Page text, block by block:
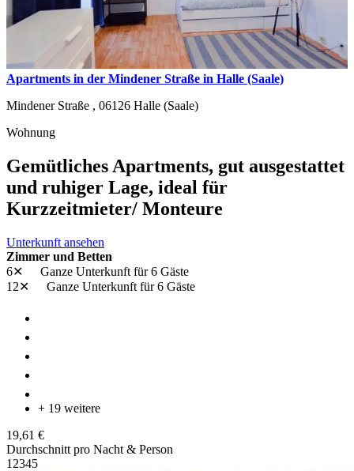
Apartments in der Mindener Straße in Halle (Saale)
Mindener Straße , 06126 Halle (Saale)
Wohnung
Gemütliches Apartments, gut ausgestattet
und ruhiger Lage, ideal für
Kurzzeitmieter/ Monteure
Unterkunft ansehen
Zimmer und Betten
6✕
Ganze Unterkunft für 6 Gäste
12✕
Ganze Unterkunft für 6 Gäste
+ 19 weitere
19,61 €
Durchschnitt pro Nacht & Person
1 2345